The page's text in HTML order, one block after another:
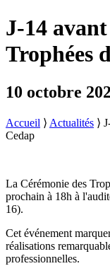
J-14
Trophées
10 octobre
Accueil ⟩ Actualités ⟩
Cedap
La Cérémonie des
prochain à 18h à
16).
Cet événement
réalisations
professionnelles.